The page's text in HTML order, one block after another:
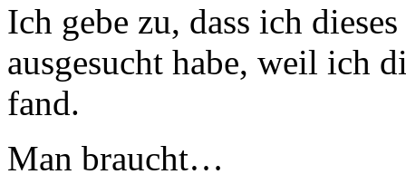
Ich gebe zu, dass ich
ausgesucht habe, weil ich
fand.
Man braucht…